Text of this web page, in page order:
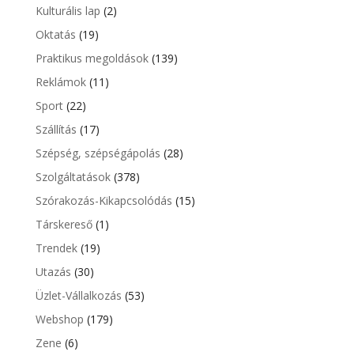
Kulturális lap (2)
Oktatás (19)
Praktikus megoldások(139)
Reklámok(11)
Sport(22)
Szállítás (17)
Szépség, szépségápolás (28)
Szolgáltatások(378)
Szórakozás-Kikapcsolódás (15)
Társkereső(1)
Trendek(19)
Utazás (30)
Üzlet-Vállalkozás (53)
Webshop (179)
Zene (6)